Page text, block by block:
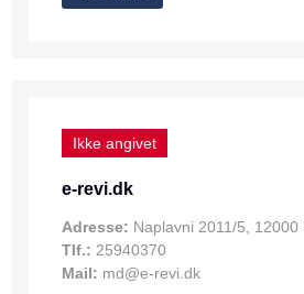
Ikke angivet
e-revi.dk
Adresse: Naplavni 2011/5, 12000
Tlf.: 25940370
Mail: md@e-revi.dk